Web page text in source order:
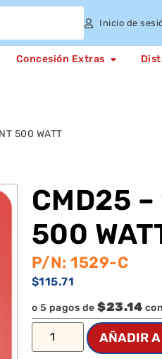
Inicio de
Concesión Extras
500 WATT
CMD25
500
P/N: 1529-C
$115.71
o 5 pagos de$23.14 con
AÑADIR